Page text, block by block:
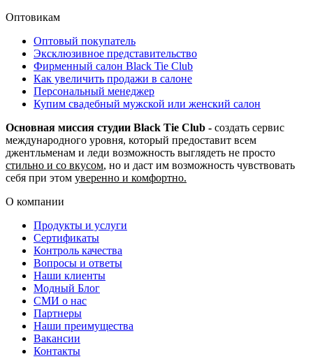
Оптовикам
Оптовый покупатель
Эксклюзивное представительство
Фирменный салон Black Tie Club
Как увеличить продажи в салоне
Персональный менеджер
Купим свадебный мужской или женский салон
Основная миссия студии Black Tie Club - создать сервис
международного уровня, который предоставит всем
джентльменам и леди возможность выглядеть не просто
стильно и со вкусом, но и даст им возможность чувствовать
себя при этом уверенно и комфортно.
О компании
Продукты и услуги
Сертификаты
Контроль качества
Вопросы и ответы
Наши клиенты
Модный Блог
СМИ о нас
Партнеры
Наши преимущества
Вакансии
Контакты